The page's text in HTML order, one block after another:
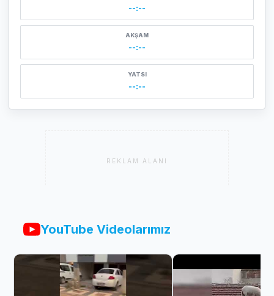
--:--
AKŞAM
--:--
YATSI
--:--
REKLAM ALANI
YouTube Videolarımız